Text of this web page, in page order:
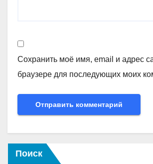
Сохранить моё имя, email и адрес
браузере для последующих моих
Поиск